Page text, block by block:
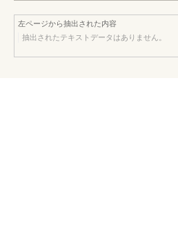
左ページから抽出された内容
抽出されたテキストデータはありません。